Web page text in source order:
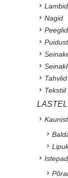
Lambid
Nagid
Peeglid
Tahvlid
Tekstiil